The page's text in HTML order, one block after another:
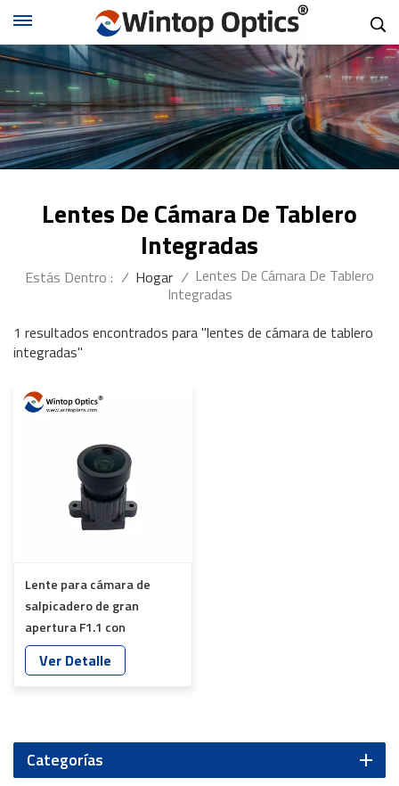
Lentes De Cámara De Tablero
Integradas
Estás Dentro : / Hogar / Lentes De Cámara De Tablero
Integradas
1 resultados encontrados para "lentes de cámara de tablero
integradas"
Lente para cámara de
salpicadero de gran
apertura F1.1 con
distancia focal efectiva de
3,30 mm, protección IP52
Ver Detalle
Categorías